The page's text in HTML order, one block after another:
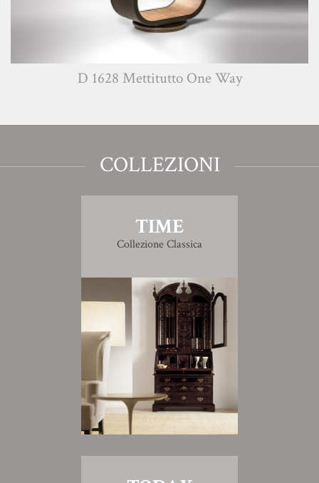
D 1628 Mettitutto One Way
COLLEZIONI
TIME
Collezione Classica